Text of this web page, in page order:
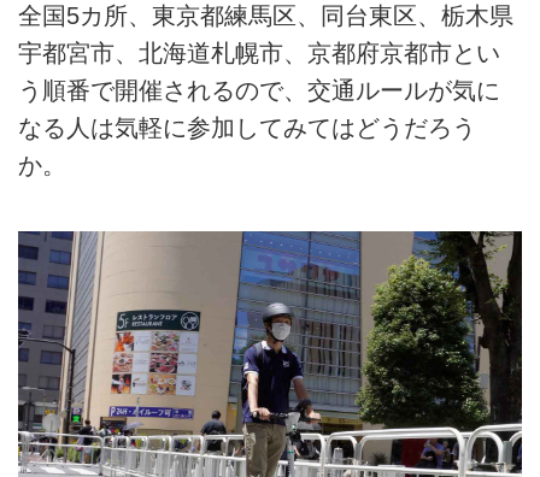
全国5カ所、東京都練馬区、同台東区、栃木県
宇都宮市、北海道札幌市、京都府京都市とい
う順番で開催されるので、交通ルールが気に
なる人は気軽に参加してみてはどうだろう
か。